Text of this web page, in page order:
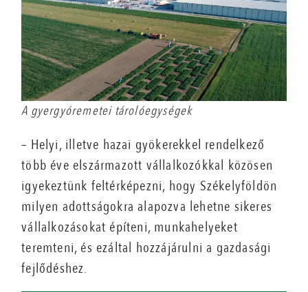
A gyergyóremetei tárolóegységek
– Helyi, illetve hazai gyökerekkel rendelkező
több éve elszármazott vállalkozókkal közösen
igyekeztünk feltérképezni, hogy Székelyföldön
milyen adottságokra alapozva lehetne sikeres
vállalkozásokat építeni, munkahelyeket
teremteni, és ezáltal hozzájárulni a gazdasági
fejlődéshez.